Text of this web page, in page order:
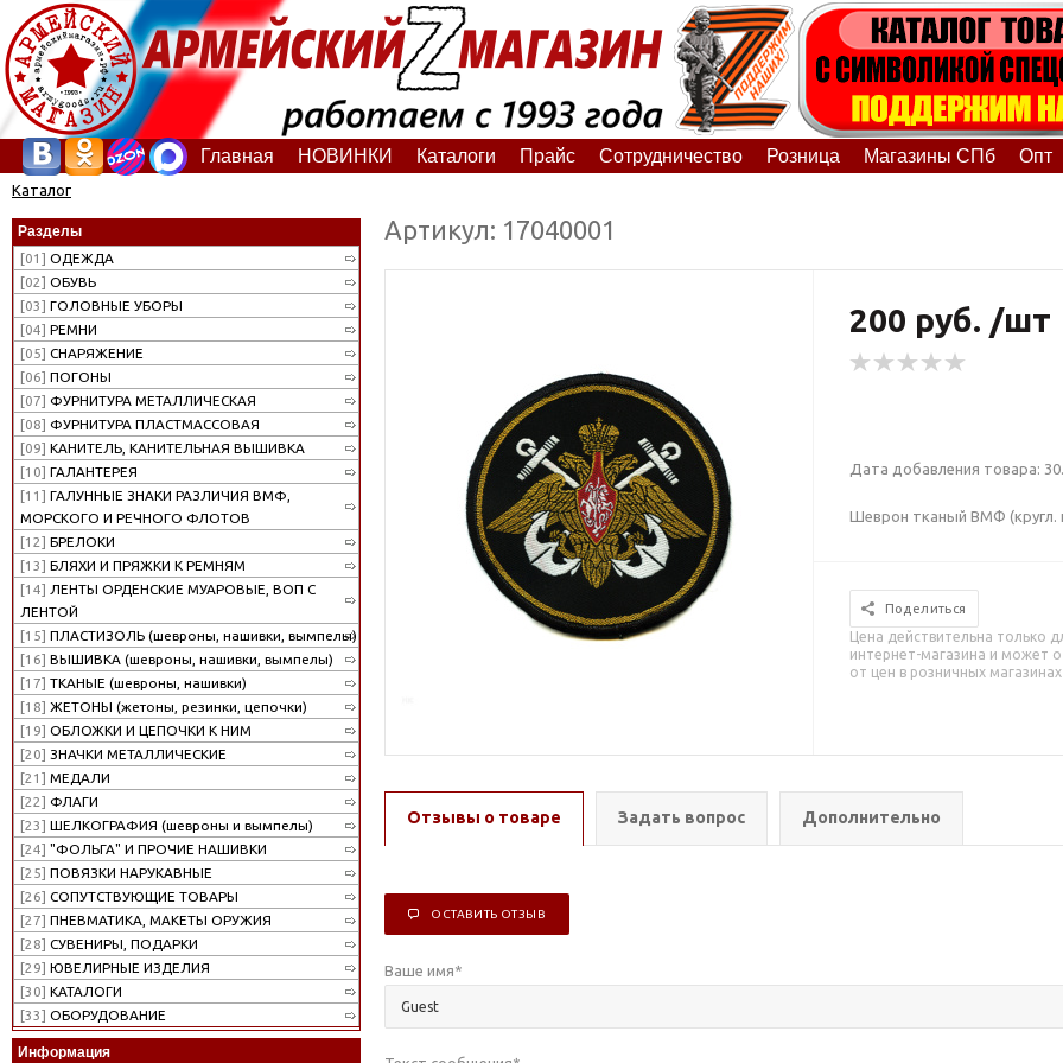
Главная НОВИНКИ Каталоги Прайс Сотрудничество Розница Магазины СПб Опт
Каталог
Разделы
[01] ОДЕЖДА
[02] ОБУВЬ
[03] ГОЛОВНЫЕ УБОРЫ
[04] РЕМНИ
[05] СНАРЯЖЕНИЕ
[06] ПОГОНЫ
[07] ФУРНИТУРА МЕТАЛЛИЧЕСКАЯ
[08] ФУРНИТУРА ПЛАСТМАССОВАЯ
[09] КАНИТЕЛЬ, КАНИТЕЛЬНАЯ ВЫШИВКА
[10] ГАЛАНТЕРЕЯ
[11] ГАЛУННЫЕ ЗНАКИ РАЗЛИЧИЯ ВМФ,
МОРСКОГО И РЕЧНОГО ФЛОТОВ
[12] БРЕЛОКИ
[13] БЛЯХИ И ПРЯЖКИ К РЕМНЯМ
[14] ЛЕНТЫ ОРДЕНСКИЕ МУАРОВЫЕ, ВОП С
ЛЕНТОЙ
[15] ПЛАСТИЗОЛЬ (шевроны, нашивки, вымпелы)
[16] ВЫШИВКА (шевроны, нашивки, вымпелы)
[17] ТКАНЫЕ (шевроны, нашивки)
[18] ЖЕТОНЫ (жетоны, резинки, цепочки)
[19] ОБЛОЖКИ И ЦЕПОЧКИ К НИМ
[20] ЗНАЧКИ МЕТАЛЛИЧЕСКИЕ
[21] МЕДАЛИ
[22] ФЛАГИ
[23] ШЕЛКОГРАФИЯ (шевроны и вымпелы)
[24] "ФОЛЬГА" И ПРОЧИЕ НАШИВКИ
[25] ПОВЯЗКИ НАРУКАВНЫЕ
[26] СОПУТСТВУЮЩИЕ ТОВАРЫ
[27] ПНЕВМАТИКА, МАКЕТЫ ОРУЖИЯ
[28] СУВЕНИРЫ, ПОДАРКИ
[29] ЮВЕЛИРНЫЕ ИЗДЕЛИЯ
[30] КАТАЛОГИ
[33] ОБОРУДОВАНИЕ
Информация
Артикул: 17040001
200 руб. /шт
Дата добавления товара:
Шеврон тканый ВМФ (кругл.
Поделиться
Цена действительна только
интернет-магазина и может
от цен в розничных магазинах
Отзывы о товаре Задать вопрос Дополнительно
ОСТАВИТЬ ОТЗЫВ
Ваше имя*